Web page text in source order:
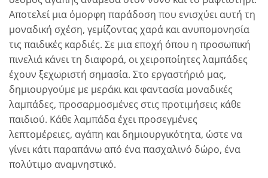
Αποτελεί μια όμορφη παράδοση που ενισχύει αυτή τη
μοναδική σχέση, γεμίζοντας χαρά και ανυπομονησία
τις παιδικές καρδιές. Σε μια εποχή όπου η προσωπική
πινελιά κάνει τη διαφορά, οι χειροποίητες λαμπάδες
έχουν ξεχωριστή σημασία. Στο εργαστήριό μας,
δημιουργούμε με μεράκι και φαντασία μοναδικές
λαμπάδες, προσαρμοσμένες στις προτιμήσεις κάθε
παιδιού. Κάθε λαμπάδα έχει προσεγμένες
λεπτομέρειες, αγάπη και δημιουργικότητα, ώστε να
γίνει κάτι παραπάνω από ένα πασχαλινό δώρο, ένα
πολύτιμο αναμνηστικό.